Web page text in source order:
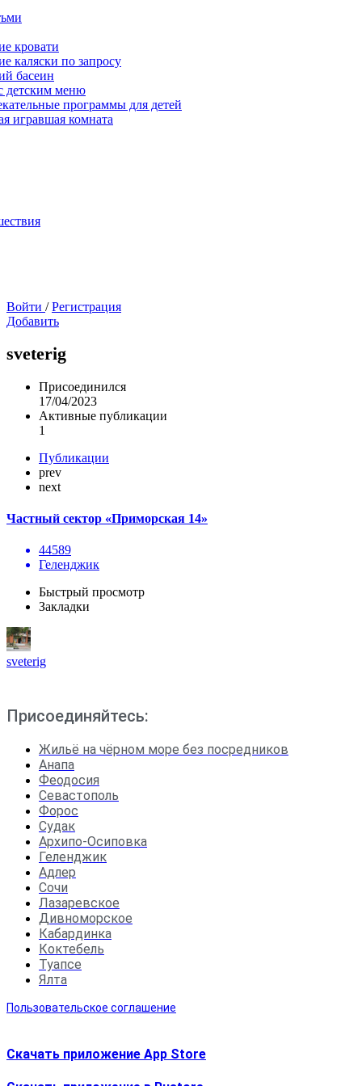
кровати
каляски по запросу
басеин
детским меню
программы для детей
игравшая комната
Войти / Регистрация
Добавить
sveterig
Присоединился
17/04/2023
Активные публикации
1
Публикации
prev
next
Частный сектор «Приморская 14»
44589
Геленджик
Быстрый просмотр
Закладки
sveterig
Присоединяйтесь:
Жильё на чёрном море без посредников
Анапа
Феодосия
Севастополь
Форос
Судак
Архипо-Осиповка
Геленджик
Адлер
Сочи
Лазаревское
Дивноморское
Кабардинка
Коктебель
Туапсе
Ялта
Пользовательское соглашение
Скачать приложение App Store